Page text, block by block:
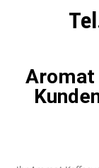
Aromat